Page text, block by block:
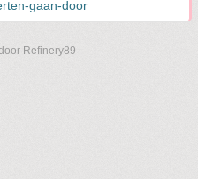
gaan-door
Refinery89